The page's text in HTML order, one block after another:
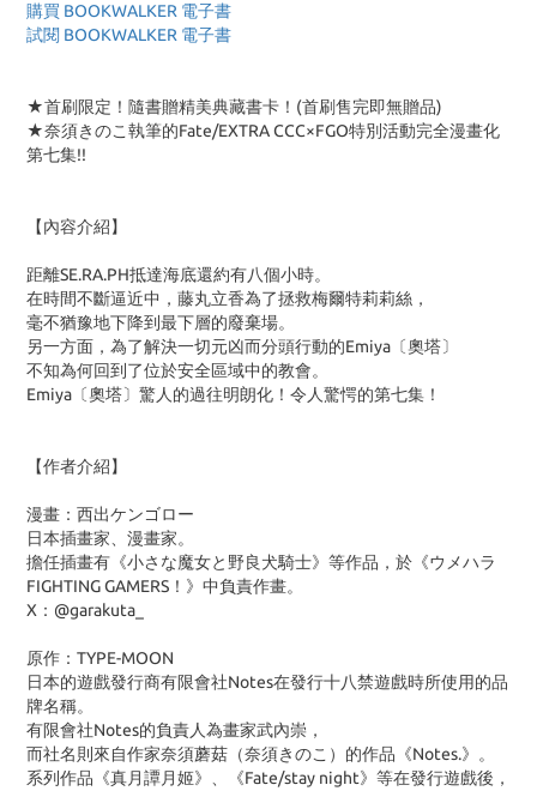
購買 BOOKWALKER 電子書
試閱 BOOKWALKER 電子書
★首刷限定！隨書贈精美典藏書卡！(首刷售完即無贈品)
★奈須きのこ執筆的Fate/EXTRA CCC×FGO特別活動完全漫畫化
第七集!!
【內容介紹】
距離SE.RA.PH抵達海底還約有八個小時。
在時間不斷逼近中，藤丸立香為了拯救梅爾特莉莉絲，
毫不猶豫地下降到最下層的廢棄場。
另一方面，為了解決一切元凶而分頭行動的Emiya〔奧塔〕
不知為何回到了位於安全區域中的教會。
Emiya〔奧塔〕驚人的過往明朗化！令人驚愕的第七集！
【作者介紹】
漫畫：西出ケンゴロー
日本插畫家、漫畫家。
擔任插畫有《小さな魔女と野良犬騎士》等作品，於《ウメハラ
FIGHTING GAMERS！》中負責作畫。
X：@garakuta_
原作：TYPE-MOON
日本的遊戲發行商有限會社Notes在發行十八禁遊戲時所使用的品
牌名稱。
有限會社Notes的負責人為畫家武內崇，
而社名則來自作家奈須蘑菇（奈須きのこ）的作品《Notes.》。
系列作品《真月譚月姬》、《Fate/stay night》等在發行遊戲後，